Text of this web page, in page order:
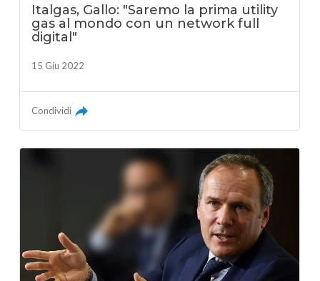
Italgas, Gallo: "Saremo la prima utility
gas al mondo con un network full
digital"
15 Giu 2022
Condividi